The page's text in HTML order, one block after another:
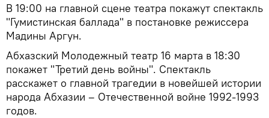
В 19:00 на главной сцене театра покажут спектакль
"Гумистинская баллада" в постановке режиссера
Мадины Аргун.
Абхазский Молодежный театр 16 марта в 18:30
покажет "Третий день войны". Спектакль
расскажет о главной трагедии в новейшей истории
народа Абхазии – Отечественной войне 1992-1993
годов.